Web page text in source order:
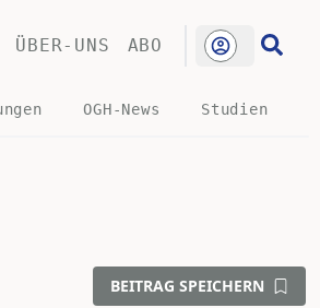
ÜBER-UNS ABO
OGH-News Studien
BEITRAG SPEICHERN